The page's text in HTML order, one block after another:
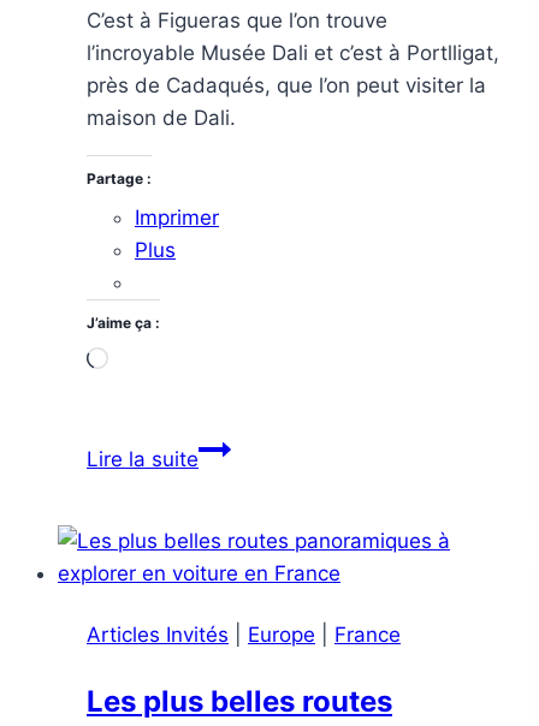
C’est à Figueras que l’on trouve
l’incroyable Musée Dali et c’est à Portlligat,
près de Cadaqués, que l’on peut visiter la
maison de Dali.
Partage :
Imprimer
Plus
J’aime ça :
Chargement…
Lire la suiteFigueras,
les
traces
Salvador
Articles Invités Europe France
Les plus belles routes